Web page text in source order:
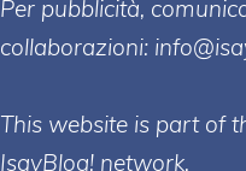
Per pubblicità,
collaborazioni:
This website is part of
IsayBlog! network.